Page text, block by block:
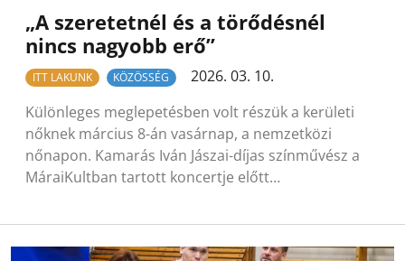
„A szeretetnél és a törődésnél
nincs nagyobb erő”
ITT LAKUNK KÖZÖSSÉG
2026. 03. 10.
Különleges meglepetésben volt részük a kerületi
nőknek március 8-án vasárnap, a nemzetközi
nőnapon. Kamarás Iván Jászai-díjas színművész a
MáraiKultban tartott koncertje előtt…